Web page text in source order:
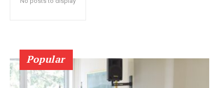
Popular